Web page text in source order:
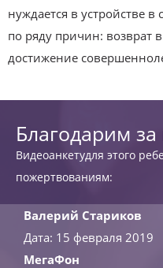
нуждается в устройстве
по ряду причин: возврат
достижение
Благодарим
Видеоанкетудля этого
пожертвованиям:
Валерий Стариков
Дата: 15 февраля 2019
МегаФон